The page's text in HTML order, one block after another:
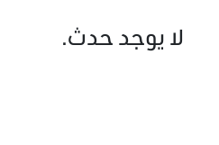
لا يوجد حدث.